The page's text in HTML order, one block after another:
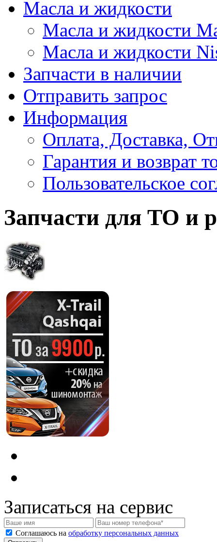
Масла и жидкости
Масла и жидкости
Масла и жидкости
Запчасти в наличии
Отправить запрос
Информация
Оплата, Доставка,
Гарантия и возврат
Пользовательское
Запчасти для ТО и
Записаться на сервис
Соглашаюсь на обработку персональных данных